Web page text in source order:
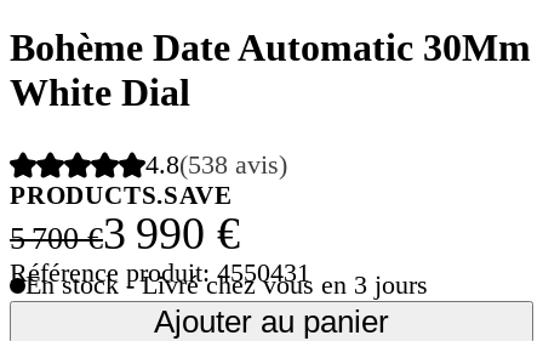
Bohème Date Automatic 30Mm
White Dial
4.8(538 avis)
PRODUCTS.SAVE
5 700 €3 990 €
Référence produit: 4550431
En stock - Livré chez vous en 3 jours
Ajouter au panier